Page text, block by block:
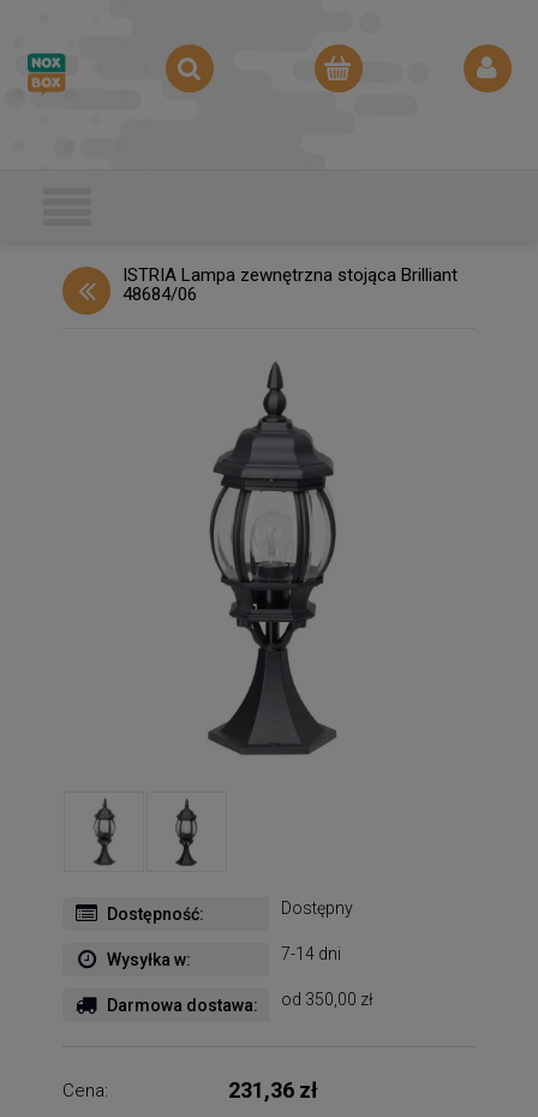
ISTRIA Lampa zewnętrzna stojąca Brilliant
48684/06
Dostępność: Dostępny
Wysyłka w: 7-14 dni
Darmowa dostawa: od 350,00 zł
Cena: 231,36 zł